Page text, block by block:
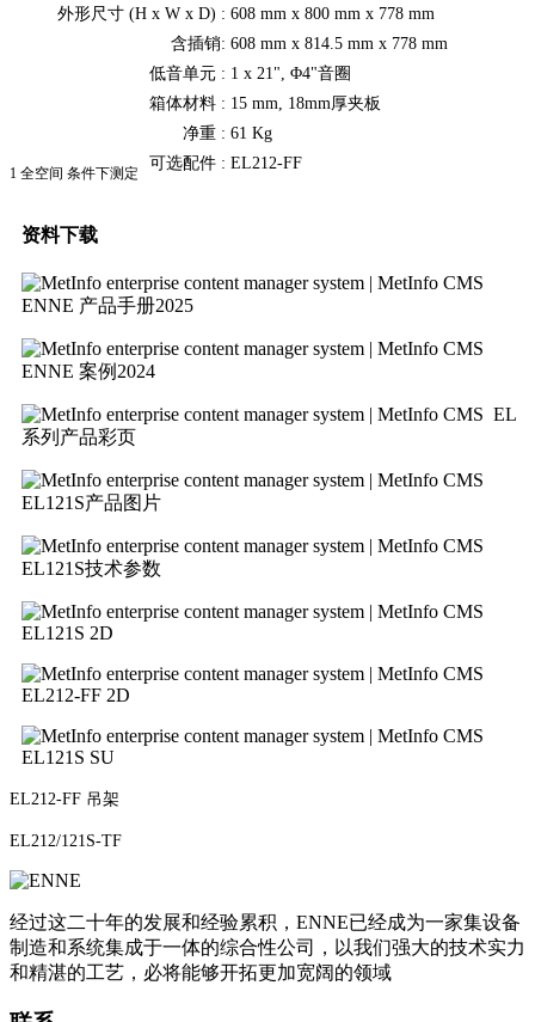
外形尺寸 (H x W x D) : 608 mm x 800 mm x 778 mm
含插销: 608 mm x 814.5 mm x 778 mm
低音单元 : 1 x 21", Φ4"音圈
箱体材料 : 15 mm, 18mm厚夹板
净重 : 61 Kg
可选配件 : EL212-FF
1 全空间 条件下测定
资料下载
ENNE 产品手册2025
ENNE 案例2024
EL
系列产品彩页
EL121S产品图片
EL121S技术参数
EL121S 2D
EL212-FF 2D
EL121S SU
EL212-FF 吊架
EL212/121S-TF
经过这二十年的发展和经验累积，ENNE已经成为一家集设备
制造和系统集成于一体的综合性公司，以我们强大的技术实力
和精湛的工艺，必将能够开拓更加宽阔的领域